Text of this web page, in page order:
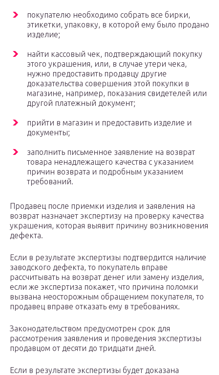
покупателю необходимо собрать все бирки,
этикетки, упаковку, в которой ему было продано
изделие;
найти кассовый чек, подтверждающий покупку
этого украшения, или, в случае утери чека,
нужно предоставить продавцу другие
доказательства совершения этой покупки в
магазине, например, показания свидетелей или
другой платежный документ;
прийти в магазин и предоставить изделие и
документы;
заполнить письменное заявление на возврат
товара ненадлежащего качества с указанием
причин возврата и подробным указанием
требований.
Продавец после приемки изделия и заявления на
возврат назначает экспертизу на проверку качества
украшения, которая выявит причину возникновения
дефекта.
Если в результате экспертизы подтвердится наличие
заводского дефекта, то покупатель вправе
рассчитывать на возврат денег или замену изделия,
если же экспертиза покажет, что причина поломки
вызвана неосторожным обращением покупателя, то
продавец вправе отказать ему в требованиях.
Законодательством предусмотрен срок для
рассмотрения заявления и проведения экспертизы
продавцом от десяти до тридцати дней.
Если в результате экспертизы будет доказана